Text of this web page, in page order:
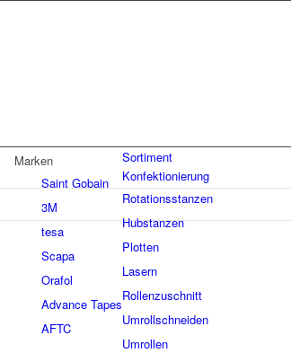
Sortiment
Marken
Saint Gobain
3M
tesa
Scapa
Orafol
Advance Tapes
AFTC
Konfektionierung
Rotationsstanzen
Hubstanzen
Plotten
Lasern
Rollenzuschnitt
Umrollschneiden
Umrollen